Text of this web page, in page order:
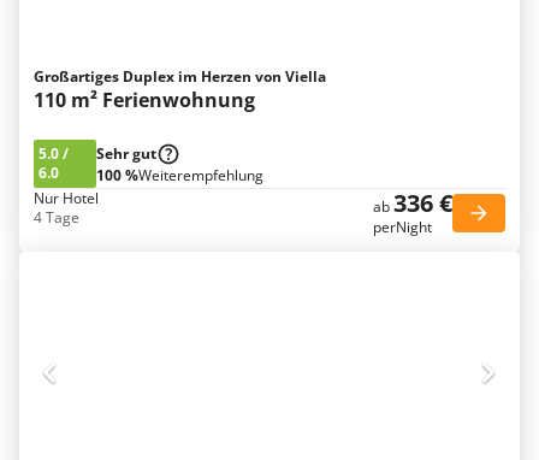
Großartiges Duplex im Herzen von Viella
110 m² Ferienwohnung
5.0/
6.0
Sehr gut
100 %Weiterempfehlung
Nur Hotel
4 Tage
ab336 €
perNight